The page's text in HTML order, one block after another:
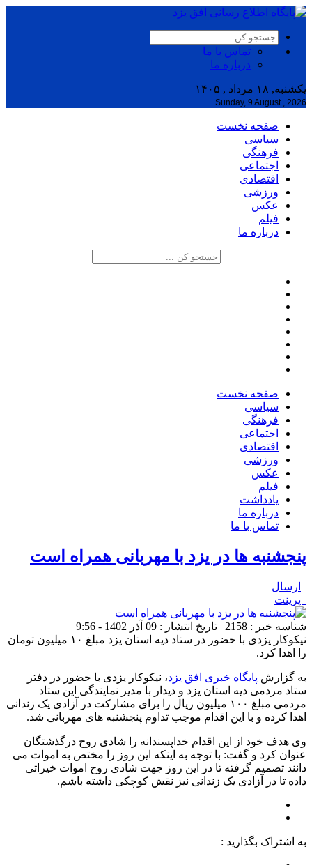
تماس با ما
درباره ما
یکشنبه, ۱۸ مرداد , ۱۴۰۵
Sunday, 9 August , 2026
صفحه نخست
سیاسی
فرهنگی
اجتماعی
اقتصادی
ورزشی
عکس
فیلم
درباره ما
صفحه نخست
سیاسی
فرهنگی
اجتماعی
اقتصادی
ورزشی
عکس
فیلم
یادداشت
درباره ما
تماس با ما
پنجشنبه ها در یزد با مهربانی همراه است
ارسال
پرینت
شناسه خبر : 2158 | تاریخ انتشار : 09 آذر 1402 - 9:56 |
نیکوکار یزدی با حضور در ستاد دیه استان یزد مبلغ ۱۰ میلیون تومان
را اهدا کرد.
به گزارش پایگاه خبری افق یزد، نیکوکار یزدی با حضور در دفتر
ستاد مردمی دیه استان یزد و دیدار با مدیر نمایندگی این ستاد
مردمی مبلغ ۱۰۰ میلیون ریال را برای مشارکت در آزادی یک زندانی
اهدا کرده و با این اقدام موجب تداوم پنجشنبه های مهربانی شد.
وی هدف خود از این اقدام خداپسندانه را شادی روح درگذشتگان
عنوان کرد و گفت: با توجه به اینکه این روز را مختص به اموات می
دانند تصمیم گرفته تا در این روز جهت شادی روح اموات خیراتی
داده تا در آزادی یک زندانی نیز نقش کوچکی داشته باشم.
به اشتراک بگذارید :